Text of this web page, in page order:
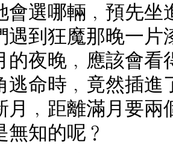
會選哪輛﹐預先
遇到狂魔那晚一
的夜晚﹐應該會
逃命時﹐竟然插
月﹐距離滿月要
知的呢﹖